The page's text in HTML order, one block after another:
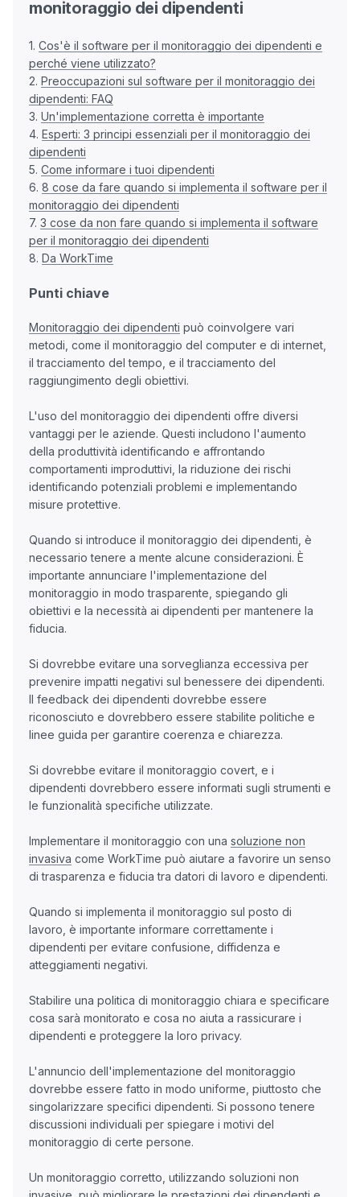
monitoraggio dei dipendenti
1. Cos'è il software per il monitoraggio dei dipendenti e
perché viene utilizzato?
2. Preoccupazioni sul software per il monitoraggio dei
dipendenti: FAQ
3. Un'implementazione corretta è importante
4. Esperti: 3 principi essenziali per il monitoraggio dei
dipendenti
5. Come informare i tuoi dipendenti
6. 8 cose da fare quando si implementa il software per il
monitoraggio dei dipendenti
7. 3 cose da non fare quando si implementa il software
per il monitoraggio dei dipendenti
8. Da WorkTime
Punti chiave
Monitoraggio dei dipendenti può coinvolgere vari
metodi, come il monitoraggio del computer e di internet,
il tracciamento del tempo, e il tracciamento del
raggiungimento degli obiettivi.
L'uso del monitoraggio dei dipendenti offre diversi
vantaggi per le aziende. Questi includono l'aumento
della produttività identificando e affrontando
comportamenti improduttivi, la riduzione dei rischi
identificando potenziali problemi e implementando
misure protettive.
Quando si introduce il monitoraggio dei dipendenti, è
necessario tenere a mente alcune considerazioni. È
importante annunciare l'implementazione del
monitoraggio in modo trasparente, spiegando gli
obiettivi e la necessità ai dipendenti per mantenere la
fiducia.
Si dovrebbe evitare una sorveglianza eccessiva per
prevenire impatti negativi sul benessere dei dipendenti.
Il feedback dei dipendenti dovrebbe essere
riconosciuto e dovrebbero essere stabilite politiche e
linee guida per garantire coerenza e chiarezza.
Si dovrebbe evitare il monitoraggio covert, e i
dipendenti dovrebbero essere informati sugli strumenti e
le funzionalità specifiche utilizzate.
Implementare il monitoraggio con una soluzione non
invasiva come WorkTime può aiutare a favorire un senso
di trasparenza e fiducia tra datori di lavoro e dipendenti.
Quando si implementa il monitoraggio sul posto di
lavoro, è importante informare correttamente i
dipendenti per evitare confusione, diffidenza e
atteggiamenti negativi.
Stabilire una politica di monitoraggio chiara e specificare
cosa sarà monitorato e cosa no aiuta a rassicurare i
dipendenti e proteggere la loro privacy.
L'annuncio dell'implementazione del monitoraggio
dovrebbe essere fatto in modo uniforme, piuttosto che
singolarizzare specifici dipendenti. Si possono tenere
discussioni individuali per spiegare i motivi del
monitoraggio di certe persone.
Un monitoraggio corretto, utilizzando soluzioni non